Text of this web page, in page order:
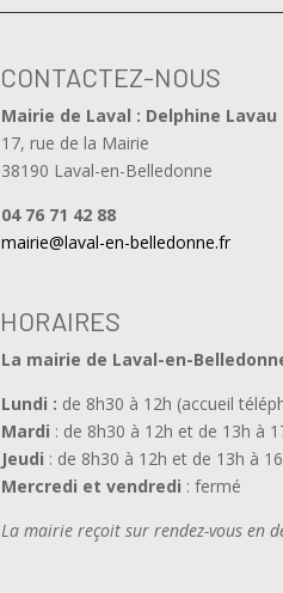
CONTACTEZ-NOUS
Mairie de Laval : Delphine Lavau
17, rue de la Mairie
38190 Laval-en-Belledonne
04 76 71 42 88
mairie@laval-en-belledonne.fr
HORAIRES
La mairie de Laval-en-
Lundi : de 8h30 à 12h (accueil
Mardi : de 8h30 à 12h et de 13h à
Jeudi : de 8h30 à 12h et de 13h à
Mercredi et vendredi : fermé
La mairie reçoit sur rendez-vous en